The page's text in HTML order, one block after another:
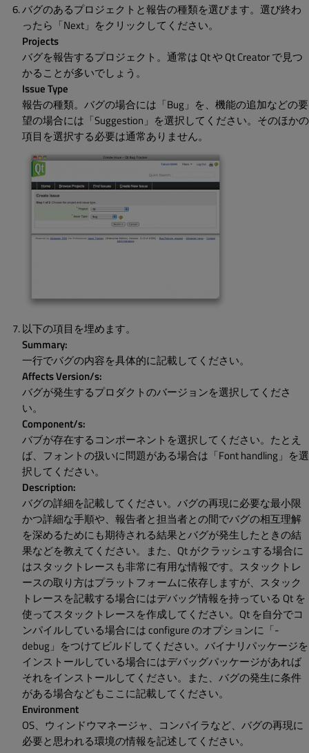
バグのあるプロジェクトと報告の種類を選びます。選び終わ
ったら「Next」をクリックしてください。
Projects
バグを報告するプロジェクト。通常は Qt や Qt Creator で見つ
かることが多いでしょう。
Issue Type
報告の種類。バグの場合には「Bug」を、機能の追加などの要
望の場合には「Suggestion」を選択してください。そのほかの
項目を選択する必要は通常ありません。
以下の項目を埋めます。
Summary:
一行でバグの内容を具体的に記載してください。
Affects Version/s:
バグが発生するプロダクトのバージョンを選択してくださ
い。
Component/s:
バブが存在するコンポーネントを選択してください。たとえ
ば、フォントの扱いに問題がある場合は「Font handling」を選
択してください。
Description:
バグの詳細を記載してください。バグの再現に必要な最小限
かつ詳細な手順や、報告者と担当者との間でバグの相互理解
を深めるためにも期待される結果とバグが発生したときの結
果などを教えてください。また、Qt がクラッシュする場合に
はスタックトレースも非常に有用な情報です。スタックトレ
ースの取り方はプラットフォームに依存しますが、スタック
トレースを記載する場合にはデバッグ情報を持っている Qt を
使ってスタックトレースを作成してください。Qt を自分でコ
ンパイルしている場合には configure のオプションに「-
debug」をつけてビルドしてください。バイナリパッケージを
インストールしている場合にはデバッグパッケージがあれば
それをインストールしてください。また、バグの発生に条件
がある場合などもここに記載してください。
Environment
OS、ウィンドウマネージャ、コンパイラなど、バグの再現に
必要と思われる環境の情報を記述してください。